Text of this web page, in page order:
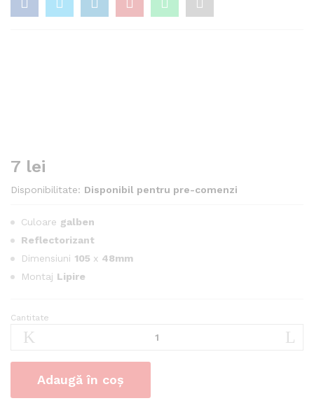
7 lei
Disponibilitate: Disponibil pentru pre-comenzi
Culoare galben
Reflectorizant
Dimensiuni 105 x 48mm
Montaj Lipire
Gabarit
dreptunghiular
reflectorizant
cantitate
Cantitate
Adaugă în coș